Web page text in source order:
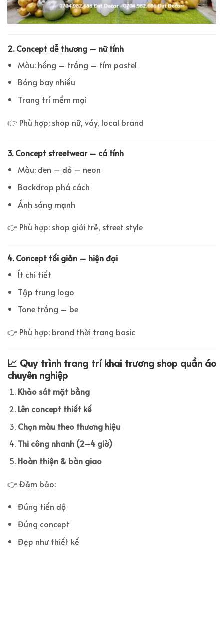
2. Concept dễ thương – nữ tính
Màu: hồng – trắng – tím pastel
Bóng bay nhiều
Trang trí mềm mại
👉 Phù hợp: shop nữ, váy, local brand
3. Concept streetwear – cá tính
Màu: đen – đỏ – neon
Backdrop phá cách
Ánh sáng mạnh
👉 Phù hợp: shop giới trẻ, street style
4. Concept tối giản – hiện đại
Ít chi tiết
Tập trung logo
Tone trắng – be
👉 Phù hợp: brand thời trang basic
📈 Quy trình trang trí khai trương shop quần áo
chuyên nghiệp
Khảo sát mặt bằng
Lên concept thiết kế
Chọn màu theo thương hiệu
Thi công nhanh (2–4 giờ)
Hoàn thiện & bàn giao
👉 Đảm bảo:
Đúng tiến độ
Đúng concept
Đẹp như thiết kế